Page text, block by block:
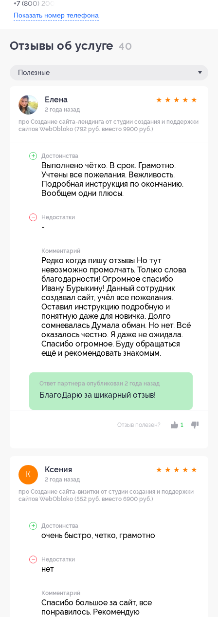
+7 (800) 200-33-90
Показать номер телефона
Отзывы об услуге 40
Полезные
Елена
2 года назад
★ ★ ★ ★ ★
про Создание сайта-лендинга от студии создания и поддержки
сайтов WebObloko (792 руб. вместо 9900 руб.)
Достоинства
Выполнено чётко. В срок. Грамотно.
Учтены все пожелания. Вежливость.
Подробная инструкция по окончанию.
Вообщем одни плюсы.
Недостатки
-
Комментарий
Редко когда пишу отзывы Но тут
невозможно промолчать. Только слова
благодарности! Огромное спасибо
Ивану Бурыкину! Данный сотрудник
создавал сайт, учёл все пожелания.
Оставил инструкцию подробную и
понятную даже для новичка. Долго
сомневалась Думала обман. Но нет. Всё
оказалось честно. Я даже не ожидала.
Спасибо огромное. Буду обращаться
ещё и рекомендовать знакомым.
Ответ партнера опубликован 2 года назад
БлагоДарю за шикарный отзыв!
Отзыв полезен? 1
К
Ксения
2 года назад
★ ★ ★ ★ ★
про Создание сайта-визитки от студии создания и поддержки
сайтов WebObloko (552 руб. вместо 6900 руб.)
Достоинства
очень быстро, четко, грамотно
Недостатки
нет
Комментарий
Спасибо большое за сайт, все
понравилось. Рекомендую